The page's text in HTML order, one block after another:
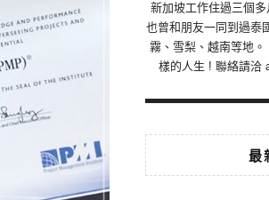
新加坡工作住過三個多
也曾和朋友一同到過泰
霧、雪梨、越南等地
樣的人生 ! 聯絡請洽
最